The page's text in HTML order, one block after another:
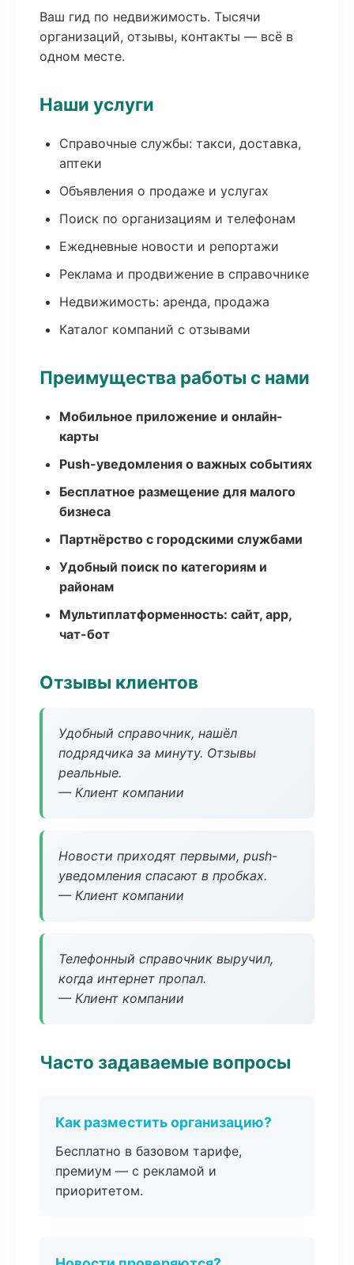
Ваш гид по недвижимость. Тысячи
организаций, отзывы, контакты — всё в
одном месте.
Наши услуги
Справочные службы: такси, доставка,
аптеки
Объявления о продаже и услугах
Поиск по организациям и телефонам
Ежедневные новости и репортажи
Реклама и продвижение в справочнике
Недвижимость: аренда, продажа
Каталог компаний с отзывами
Преимущества работы с нами
Мобильное приложение и онлайн-
карты
Push-уведомления о важных событиях
Бесплатное размещение для малого
бизнеса
Партнёрство с городскими службами
Удобный поиск по категориям и
районам
Мультиплатформенность: сайт, app,
чат-бот
Отзывы клиентов
Удобный справочник, нашёл
подрядчика за минуту. Отзывы
реальные.
— Клиент компании
Новости приходят первыми, push-
уведомления спасают в пробках.
— Клиент компании
Телефонный справочник выручил,
когда интернет пропал.
— Клиент компании
Часто задаваемые вопросы
Как разместить организацию?
Бесплатно в базовом тарифе,
премиум — с рекламой и
приоритетом.